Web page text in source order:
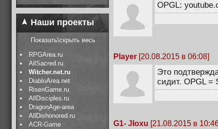
Наши проекты
Показать\скрыть весь
RPGArea.ru
AllSacred.ru
Witcher.net.ru
DiabloArea.net
RisenGame.ru
AllDisciples.ru
DragonAge-area
AllDishonored.ru
ACR-Game
OPGL:
Player [20.08.2015 в 06:08]
Это
сидит. OPGL =
G1- JIoxu [21.08.2015 в